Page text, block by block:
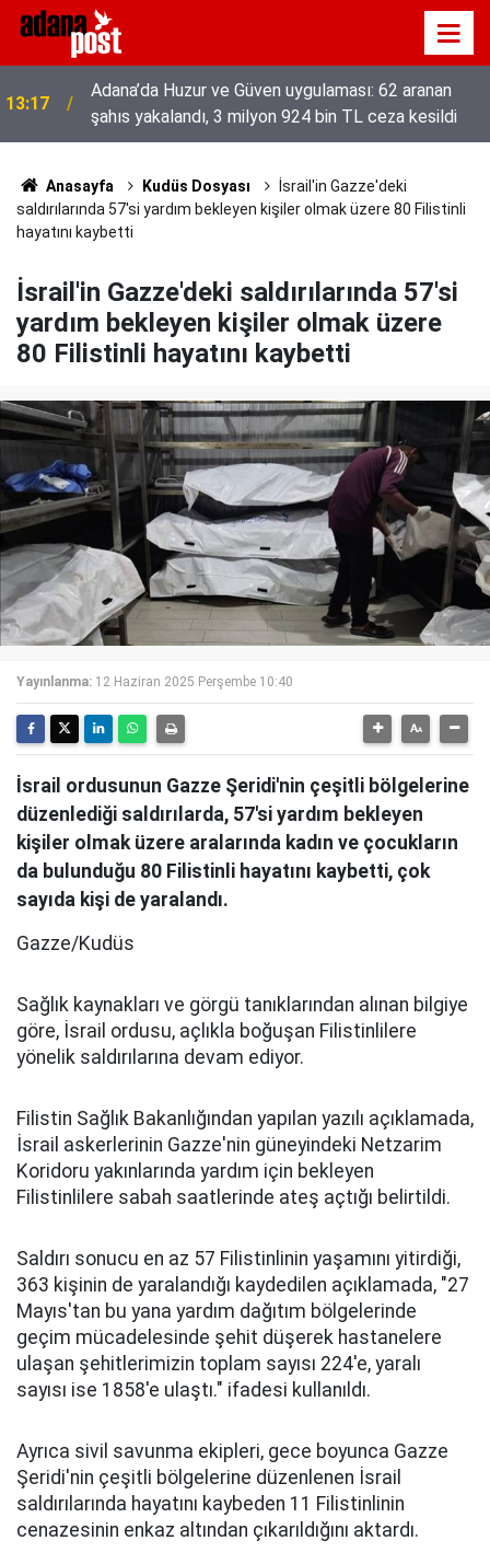
13:01
52 yıldır el emeğiyle üretiyor, mesleğin yok
olmamasına karşı direniyor
Anasayfa Kudüs Dosyası
İsrail'in Gazze'deki
saldırılarında 57'si yardım bekleyen kişiler olmak üzere 80 Filistinli
hayatını kaybetti
İsrail'in Gazze'deki saldırılarında 57'si
yardım bekleyen kişiler olmak üzere
80 Filistinli hayatını kaybetti
Yayınlanma: 12 Haziran 2025 Perşembe 10:40
İsrail ordusunun Gazze Şeridi'nin çeşitli bölgelerine
düzenlediği saldırılarda, 57'si yardım bekleyen
kişiler olmak üzere aralarında kadın ve çocukların
da bulunduğu 80 Filistinli hayatını kaybetti, çok
sayıda kişi de yaralandı.
Gazze/Kudüs
Sağlık kaynakları ve görgü tanıklarından alınan bilgiye
göre, İsrail ordusu, açlıkla boğuşan Filistinlilere
yönelik saldırılarına devam ediyor.
Filistin Sağlık Bakanlığından yapılan yazılı açıklamada,
İsrail askerlerinin Gazze'nin güneyindeki Netzarim
Koridoru yakınlarında yardım için bekleyen
Filistinlilere sabah saatlerinde ateş açtığı belirtildi.
Saldırı sonucu en az 57 Filistinlinin yaşamını yitirdiği,
363 kişinin de yaralandığı kaydedilen açıklamada, "27
Mayıs'tan bu yana yardım dağıtım bölgelerinde
geçim mücadelesinde şehit düşerek hastanelere
ulaşan şehitlerimizin toplam sayısı 224'e, yaralı
sayısı ise 1858'e ulaştı." ifadesi kullanıldı.
Ayrıca sivil savunma ekipleri, gece boyunca Gazze
Şeridi'nin çeşitli bölgelerine düzenlenen İsrail
saldırılarında hayatını kaybeden 11 Filistinlinin
cenazesinin enkaz altından çıkarıldığını aktardı.